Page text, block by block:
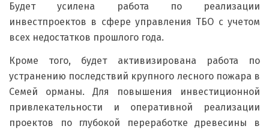
Будет усилена работа по реализации
инвестпроектов в сфере управления ТБО с учетом
всех недостатков прошлого года.
Кроме того, будет активизирована работа по
устранению последствий крупного лесного пожара в
Семей орманы. Для повышения инвестиционной
привлекательности и оперативной реализации
проектов по глубокой переработке древесины в